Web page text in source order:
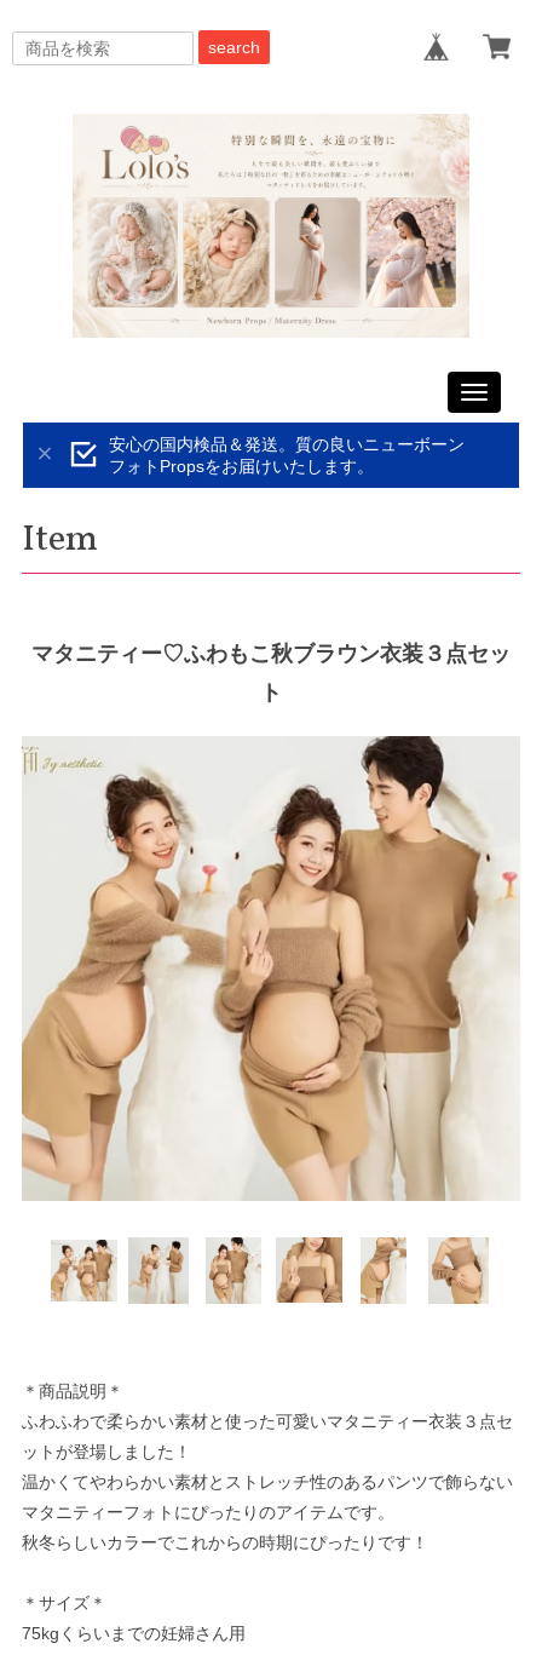
search
Toggle
安心の国内検品＆発送。質の良いニューボーン
フォトPropsをお届けいたします。
Item
マタニティー♡ふわもこ秋ブラウン衣装３点セッ
ト
＊商品説明＊
ふわふわで柔らかい素材と使った可愛いマタニティー衣装３点セ
ットが登場しました！
温かくてやわらかい素材とストレッチ性のあるパンツで飾らない
マタニティーフォトにぴったりのアイテムです。
秋冬らしいカラーでこれからの時期にぴったりです！
＊サイズ＊
75kgくらいまでの妊婦さん用